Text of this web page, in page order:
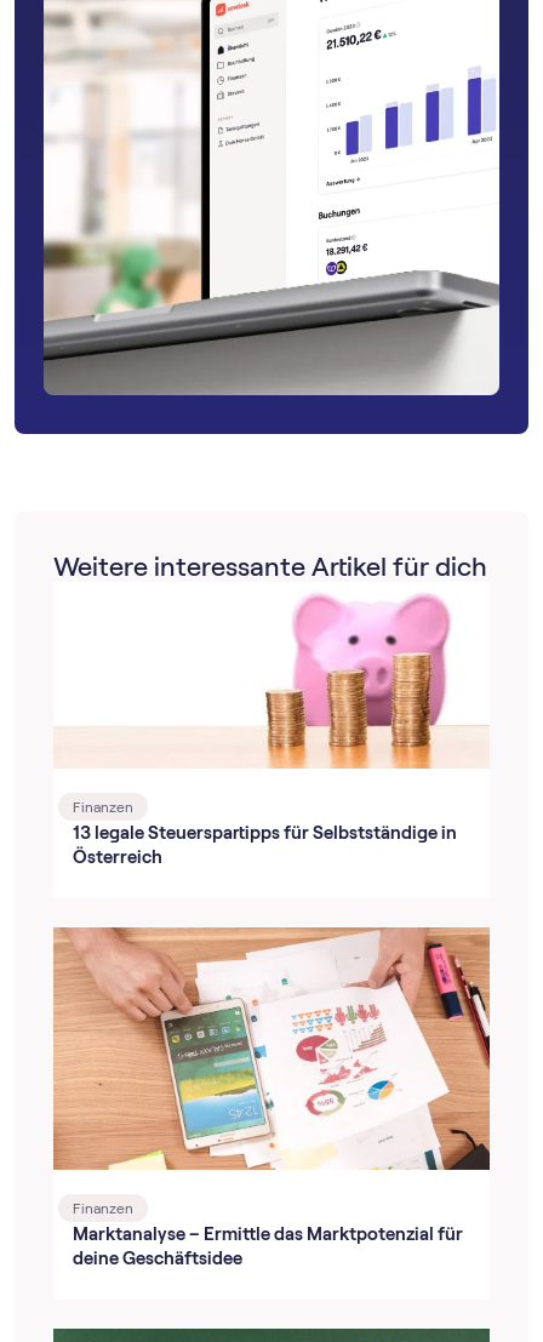
Weitere interessante Artikel für dich
Finanzen
13 legale Steuerspartipps für Selbstständige in
Österreich
Finanzen
Marktanalyse – Ermittle das Marktpotenzial für
deine Geschäftsidee